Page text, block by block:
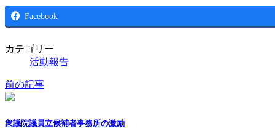
Facebook
カテゴリー
活動報告
前の記事
衆議院議員立候補者事務所の激励